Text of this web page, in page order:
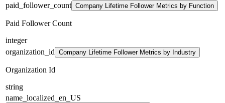
paid_follower_count Company Lifetime Follower Metrics by Function
Paid Follower Count
integer
organization_id Company Lifetime Follower Metrics by Industry
Organization Id
string
name_localized_en_US